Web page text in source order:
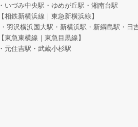
・いづみ中央駅・ゆめが丘駅・湘南台駅
【相鉄新横浜線｜東急新横浜線】
・羽沢横浜国大駅・新横浜駅・新綱島駅・日
【東急東横線｜東急目黒線】
・元住吉駅・武蔵小杉駅